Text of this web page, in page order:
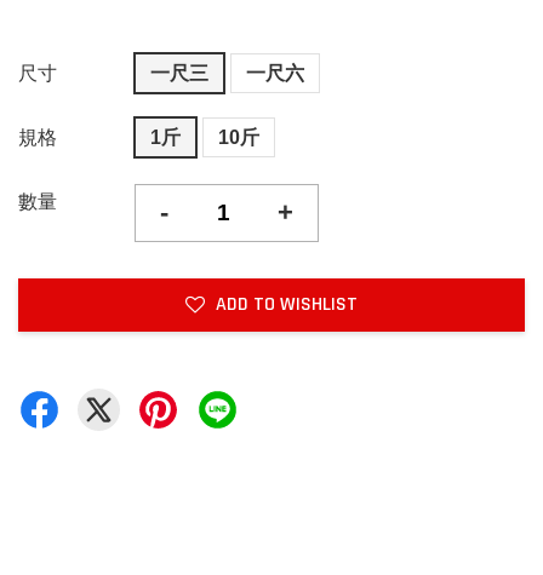
尺寸 一尺三 一尺六
規格 1斤 10斤
數量 - +
ADD TO WISHLIST